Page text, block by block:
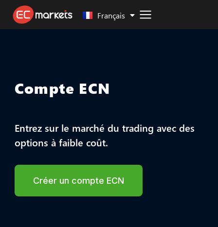
Français
Malay
Compte ECN
Entrez sur le marché du trading avec des
options à faible coût.
Créer un compte ECN